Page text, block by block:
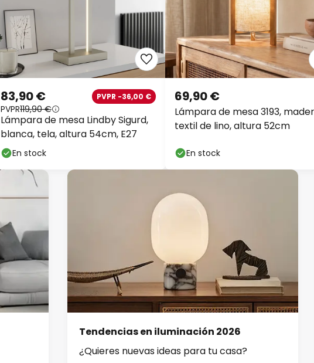
Lámpara de mesa Lindby Sigurd,
blanca, tela, altura 54cm, E27
83,90 € PVPR -36,00 €
PVPR119,90 €
En stock
Lámpara de mesa 3193,
textil de lino, altura 52cm
69,90 €
En stock
Tendencias en iluminación 2026
¿Quieres nuevas ideas para tu casa?